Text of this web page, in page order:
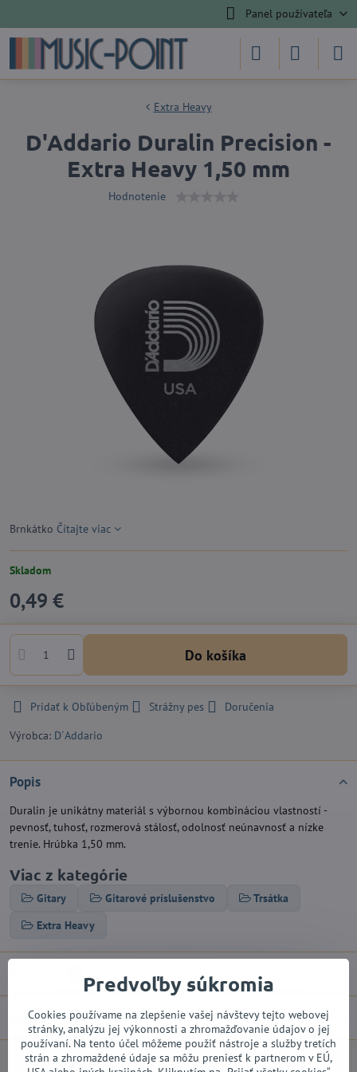
Panel používateľa
Extra Heavy
D'Addario Duralin Precision -
Extra Heavy 1,50 mm
Hodnotenie
Brnkátko Čítajte viac
Skladom
0,49 €
Do košíka
Pridať k Obľúbeným Strážny pes
Doručenia
Výrobca: D´Addario
Popis
Duralin je unikátny materiál s výbornou kombináciou vlastností -
pevnosť, tuhosť, rozmerová stálosť, odolnosť neúnavnosť a nízke
trenie. Hrúbka 1,50 mm.
Viac z kategórie
Gitary Gitarové príslušenstvo
Trsátka
Extra Heavy
Diskusia 0
Predvoľby súkromia
Cookies používame na zlepšenie vašej návštevy tejto webovej
stránky, analýzu jej výkonnosti a zhromažďovanie údajov o jej
používaní. Na tento účel môžeme použiť nástroje a služby tretích
strán a zhromaždené údaje sa môžu preniesť k partnerom v EÚ,